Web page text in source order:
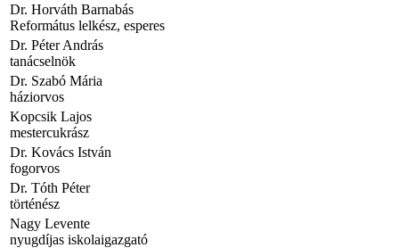
Dr. Horváth Barnabás
Református lelkész, esperes
Dr. Péter András
tanácselnök
Dr. Szabó Mária
háziorvos
Kopcsik Lajos
mestercukrász
Dr. Kovács István
fogorvos
Dr. Tóth Péter
történész
Nagy Levente
nyugdíjas iskolaigazgató